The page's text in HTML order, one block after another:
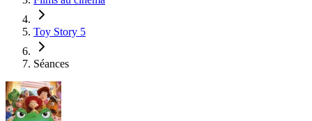
Toy Story 5
Séances